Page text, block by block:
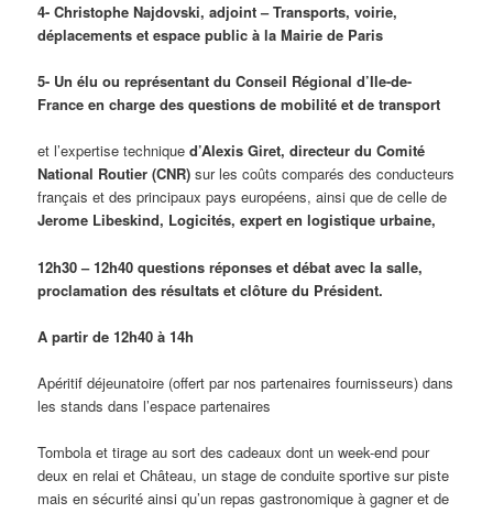
4- Christophe Najdovski, adjoint – Transports, voirie,
déplacements et espace public à la Mairie de Paris
5- Un élu ou représentant du Conseil Régional d’Ile-de-
France en charge des questions de mobilité et de transport
et l’expertise techniqued’Alexis Giret, directeur du Comité
National Routier (CNR)sur les coûts comparés des conducteurs
français et des principaux pays européens, ainsi que de celle de
Jerome Libeskind, Logicités, expert en logistique urbaine,
12h30 – 12h40 questions réponses et débat avec la salle,
proclamation des résultats etclôture du Président.
A partir de 12h40 à 14h
Apéritif déjeunatoire (offert par nos partenaires fournisseurs) dans
les stands dans l’espace partenaires
Tombola et tirage au sort des cadeaux dont un week-end pour
deux en relai et Château, un stage de conduite sportive sur piste
mais en sécurité ainsi qu’un repas gastronomique à gagner et de